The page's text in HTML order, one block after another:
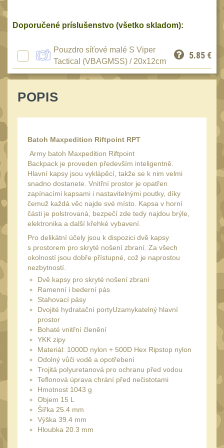
Kontakty
objednávky
BRAŠNY A TAŠKY
Univerzalní tašky 62
Speciální přepravní
Ledvinky
Hydratační vaky 10
Organizéry
Odhazováky 39
Speciální pouzdra I157
Speciální pouzdra II33
Pouzdra na láhev42
Pouzdra na toaletní
potřeby
Pouzdra na
lékárničku 48
Pouzdra na
elektroniku 67
Pouzdra a kapsy na
suchý zip
95
Stehenní pouzdra
Pouzdra na svítilny
Puzdrá na mapy
Doporučené príslušenstvo (všetko skladom):
Pouzdro síťové malé S Viper
Tactical (VBAGMSS) / 20x12cm
5.85 €
POPIS
Batoh Maxpedition Riftpoint RPT
Army batoh Maxpedition Riftpoint
Backpack je proveden především inteligentně.
Hlavní kapsy jsou vyklápěcí, takže se k nim velmi
snadno dostanete. Vnitřní prostor je opatřen
zapínacími kapsami i nastavitelnými poutky, díky
čemuž každá věc najde své místo. Kapsa v horní
části je polstrovaná, bezpečí zde tedy najdou brýle,
elektronika a další křehké vybavení.
Pro delikátní účely jsou k dispozici dvě kapsy
s prostorem pro skryté nošení zbraní. Za všech
okolností jsou dobře přístupné, což je naprostou
nezbytností.
Dvě kapsy pro skryté nošení zbraní
Ramenní i bederní pás
Stahovací pásy
Dvojité hydratační portyUzamykatelný hlavní
prostor
Bohaté vnitřní členění
YKK zipy
Materiál: 1000D nylon + 500D Hex Ripstop nylon
Odolný vůči vodě a opotřebení
Trojitá polyuretanová pro ochranu před vodou
Teflonová úprava chrání před nečistotami
Hmotnost 1043 g
Objem 15 L
Šířka 25.4 mm
Výška 39.4 mm
Hloubka 20.3 mm